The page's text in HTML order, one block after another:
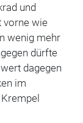
und
vorne wie
wenig mehr
dürfte
dagegen
im